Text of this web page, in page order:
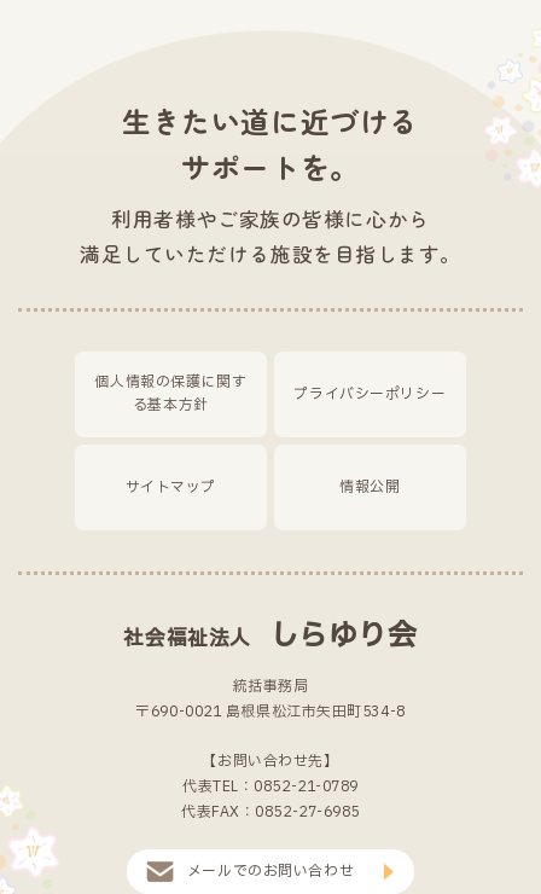
生きたい道に近づける
サポートを。
利用者様やご家族の皆様に心から
満足していただける施設を目指します。
個人情報の保護に関す
る基本方針
プライバシーポリシー
サイトマップ 情報公開
社会福祉法人 しらゆり会
統括事務局
〒690-0021 島根県松江市矢田町534-8
【お問い合わせ先】
代表TEL：0852-21-0789
代表FAX：0852-27-6985
メールでのお問い合わせ